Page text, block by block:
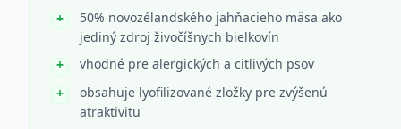
50% novozélandského jahňacieho mäsa ako
jediný zdroj živočíšnych bielkovín
vhodné pre alergických a citlivých psov
obsahuje lyofilizované zložky pre zvýšenú
atraktivitu